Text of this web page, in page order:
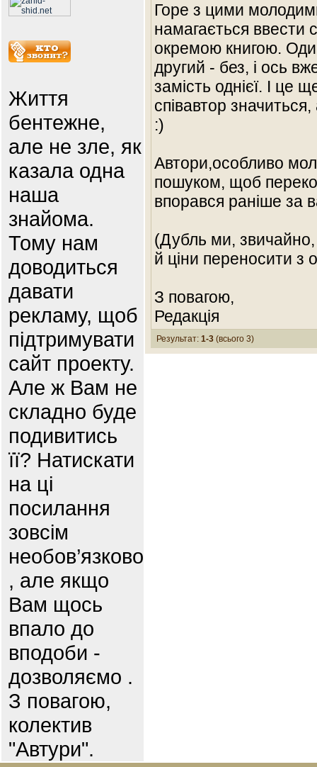
Життя
бентежне,
але не зле, як
казала одна
наша
знайома.
Тому нам
доводиться
давати
рекламу, щоб
підтримувати
сайт проекту.
Але ж Вам не
складно буде
подивитись
її? Натискати
на ці
посилання
зовсім
необов’язково
, але якщо
Вам щось
впало до
вподоби -
дозволяємо .
З повагою,
колектив
"Автури".
Горе з цими
намагається ввести
окремою книгою.
другий - без, і ось
замість однієї. І це
співавтор
:)
Автори,особливо
пошуком, щоб
впорався раніше за
(Дубль ми, звичайно,
й ціни переносити з
З повагою,
Редакція
Результат: 1-3 (всього 3)